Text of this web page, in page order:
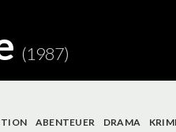
(1987)
ABENTEUER DRAMA KRIMI